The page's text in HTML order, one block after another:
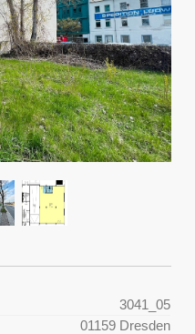
3041_05
01159 Dresden